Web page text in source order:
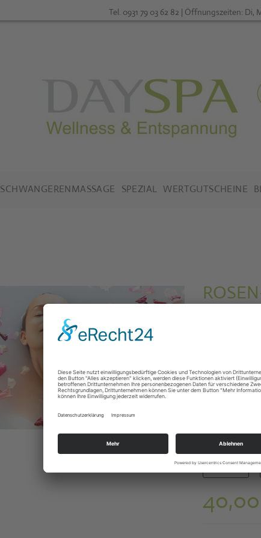
Tel. 0931 79 03 62 82 | Öffnungszeiten: Di,
SCHWANGERENMASSAGE SPEZIAL WERTGUTSCHEINE
Verwöhnzeit
Selbst
Zurück
40,00